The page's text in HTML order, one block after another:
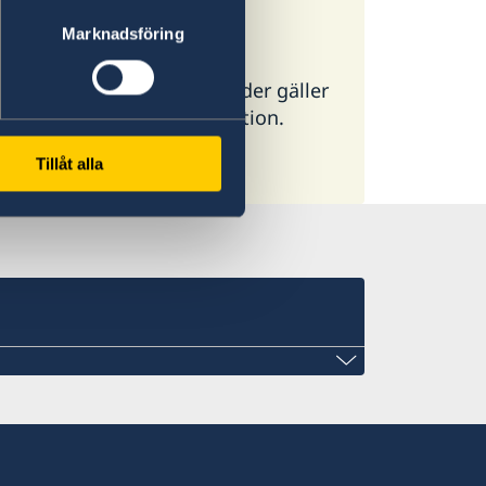
Marknadsföring
Tillåt alla
för alla länder. I vissa länder gäller
för mer information.